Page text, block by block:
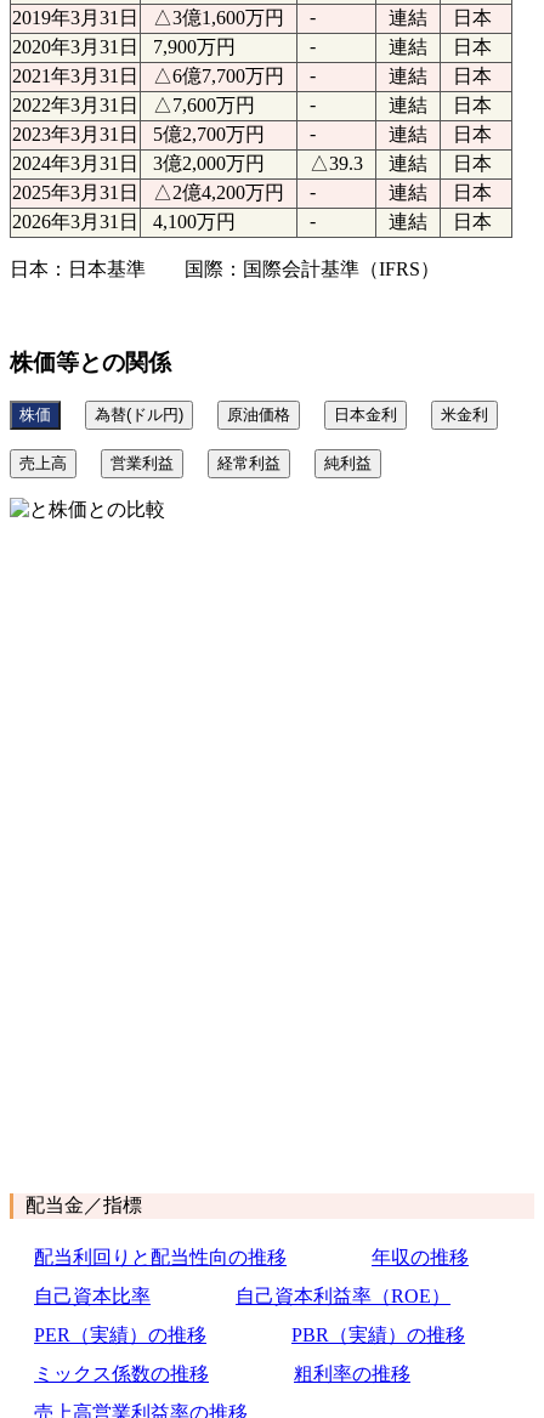
2019年3月31日
△3億1,600万円 - 連結
日本
2020年3月31日
7,900万円 - 連結
日本
2021年3月31日
△6億7,700万円 - 連結
日本
2022年3月31日
△7,600万円 - 連結
日本
2023年3月31日
5億2,700万円 - 連結
日本
2024年3月31日
3億2,000万円 △39.3 連結
日本
2025年3月31日
△2億4,200万円 - 連結
日本
2026年3月31日
4,100万円 - 連結 日本
日本：日本基準 国際：国際会計基準（IFRS）
株価等との関係
株価 為替(ドル円) 原油価格 日本金利 米金利
売上高 営業利益 経常利益 純利益
配当金／指標
配当利回りと配当性向の推移
年収の推移
自己資本比率
自己資本利益率（ROE）
PER（実績）の推移
PBR（実績）の推移
ミックス係数の推移
粗利率の推移
売上高営業利益率の推移